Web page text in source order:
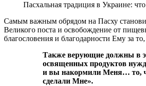
Пасхальная традиция в Украине:
Самым важным обрядом на Пасху
Великого поста и освобождение от
благословения и благодарности Ему за
Также верующие должны в этот день задуматься над тем, чтобы отдать часть
освященных продуктов
и вы накормили Меня… то,
сделали Мне».